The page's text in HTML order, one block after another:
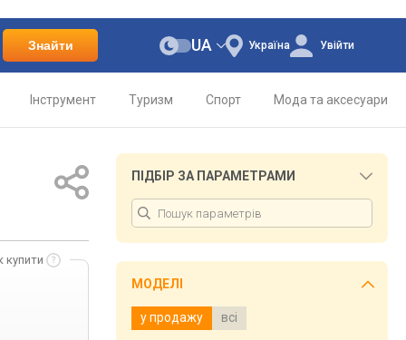
Знайти Україна
UA Увійти
Інструмент Туризм Спорт Мода та аксесуари
купити
ПІДБІР ЗА ПАРАМЕТРАМИ
МОДЕЛІ
у продажу всі